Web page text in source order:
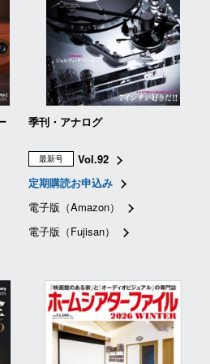
季刊・アナログ
最新号
Vol.92
定期購読お申込み
電子版（Amazon）
電子版（Fujisan）